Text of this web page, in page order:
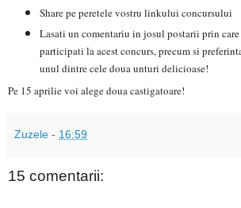
Share pe peretele vostru linkului concursului
Lasati un comentariu in josul postarii prin care
participati la acest concurs, precum si
unul dintre cele doua unturi delicioase!
Pe 15 aprilie voi alege doua castigatoare!
Zuzele - 16:59
15 comentarii: